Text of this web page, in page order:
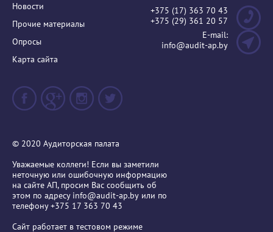
Новости
Прочие материалы
Опросы
Карта сайта
+375 (17) 363 70 43
+375 (29) 361 20 57
E-mail:
info@audit-ap.by
© 2020 Аудиторская палата
Уважаемые коллеги! Если вы заметили
неточную или ошибочную информацию
на сайте АП, просим Вас сообщить об
этом по адресу info@audit-ap.by или по
телефону +375 17 363 70 43
Сайт работает в тестовом режиме